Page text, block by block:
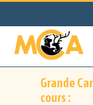
Grande
cours :